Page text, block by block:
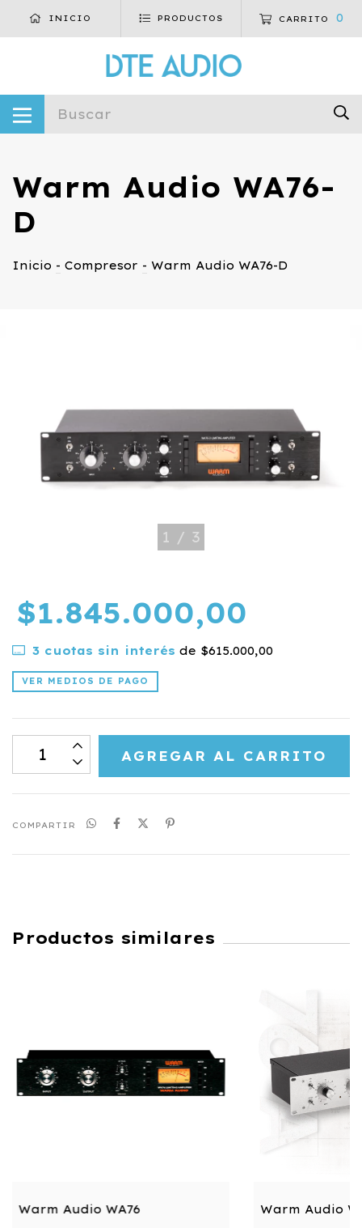
INICIO PRODUCTOS CARRITO 0
Warm Audio WA76-
D
Inicio - Compresor - Warm Audio WA76-D
1 / 3
$1.845.000,00
3cuotas sin interés de $615.000,00
VER MEDIOS DE PAGO
COMPARTIR
Productos similares
Warm Audio WA76 Warm Audio